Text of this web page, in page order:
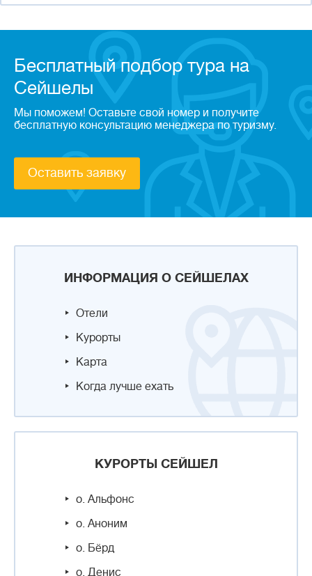
ИНФОРМАЦИЯ О СЕЙШЕЛАХ
Отели
Курорты
Карта
Когда лучше ехать
КУРОРТЫ СЕЙШЕЛ
о. Альфонс
о. Аноним
о. Бёрд
о. Денис
Бесплатный подбор тура на
Сейшелы
Мы поможем! Оставьте свой номер и получите
бесплатную консультацию менеджера по туризму.
Оставить заявку